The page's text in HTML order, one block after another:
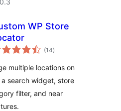
WP Store
(14totale
vurderinger
)
multiple locations on
search widget, store
filter, and near